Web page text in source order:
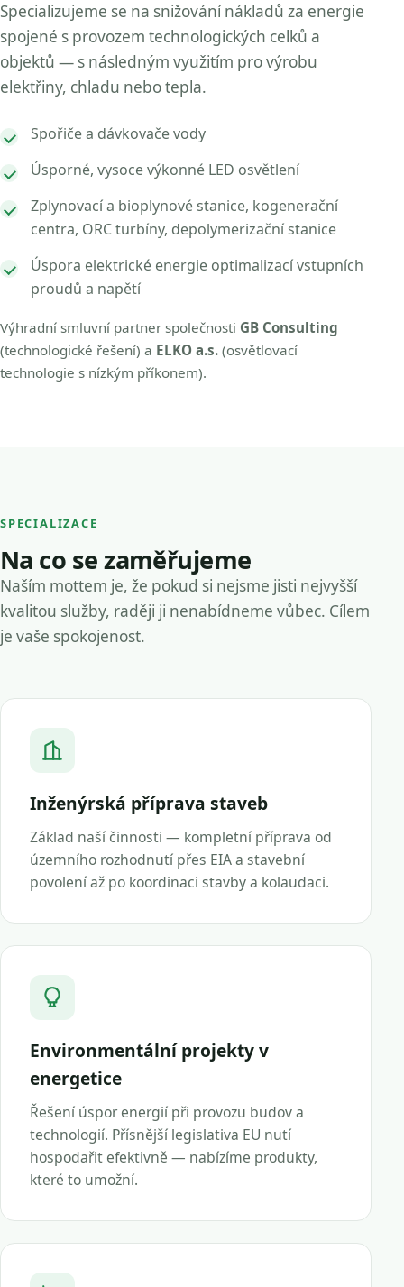
Specializujeme se na snižování nákladů za energie
spojené s provozem technologických celků a
objektů — s následným využitím pro výrobu
elektřiny, chladu nebo tepla.
Spořiče a dávkovače vody
Úsporné, vysoce výkonné LED osvětlení
Zplynovací a bioplynové stanice, kogenerační
centra, ORC turbíny, depolymerizační stanice
Úspora elektrické energie optimalizací vstupních
proudů a napětí
Výhradní smluvní partner společnosti GB Consulting
(technologické řešení) a ELKO a.s. (osvětlovací
technologie s nízkým příkonem).
SPECIALIZACE
Na co se zaměřujeme
Naším mottem je, že pokud si nejsme jisti nejvyšší
kvalitou služby, raději ji nenabídneme vůbec. Cílem
je vaše spokojenost.
Inženýrská příprava staveb
Základ naší činnosti — kompletní příprava od
územního rozhodnutí přes EIA a stavební
povolení až po koordinaci stavby a kolaudaci.
Environmentální projekty v
energetice
Řešení úspor energií při provozu budov a
technologií. Přísnější legislativa EU nutí
hospodařit efektivně — nabízíme produkty,
které to umožní.